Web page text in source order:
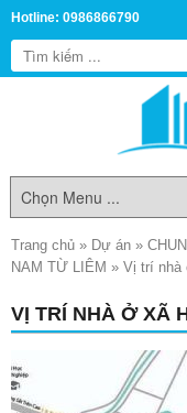
Hotline: 0986866790
Trang chủ » Dự án »
NAM TỪ LIÊM » Vị trí nhà
VỊ TRÍ NHÀ Ở XÃ